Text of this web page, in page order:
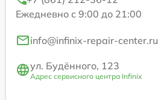
Ежедневно с 9:00 до 21:00
info@infinix-repair-center.ru
ул. Будённого, 123
Адрес сервисного центра Infinix